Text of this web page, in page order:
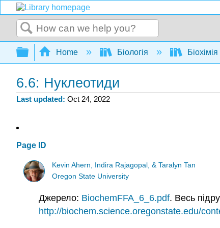
Search
Expand/collapse global hierarchy
Home Біологія Біохімія
6.6: Нуклеотиди
Last updated Oct 24, 2022
Page ID
Kevin Ahern, Indira Rajagopal, & Taralyn Tan
Oregon State University
Джерело: BiochemFFA_6_6.pdf. Весь
http://biochem.science.oregonstate.edu/